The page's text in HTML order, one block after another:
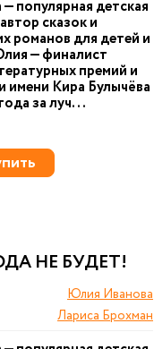
популярная детская
сказок и
романов для детей и
— финалист
премий и
имени Кира Булычёва
за луч...
НЕ БУДЕТ!
Юлия Иванова
Лариса Брохман